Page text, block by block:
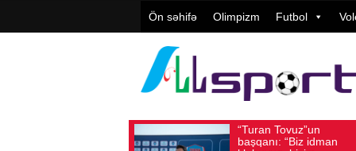
Ön səhifə Olimpizm Futbol
başqanı: “Biz idman
Vüqar
Avqust 05, 2026